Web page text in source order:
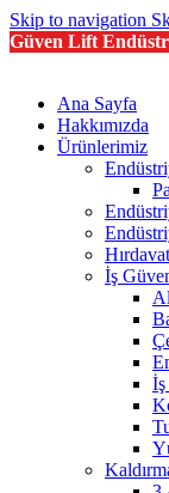
Skip to navigation
Güven Lift
Ana Sayfa
Hakkımızda
Ürünlerimiz
İş